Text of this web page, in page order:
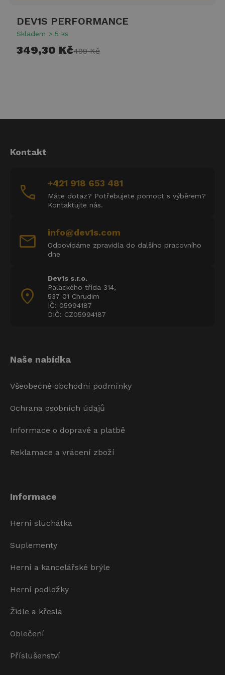
DEV1S PERFORMANCE
Skladem > 5 ks
349,30 Kč499 Kč
Kontakt
call +421 918 653 481
Máte dotaz? Potřebujete pomoct s výběrem?
Kontaktujte nás.
mail info@dev1s.com
Odpovídáme zpravidla do dalšího pracovního
dne
location_on
Dev1s s.r.o.
Palackého třída 314,
537 01 Chrudim
IČ: 05994187
DIČ: CZ05994187
Naše nabídka
Všeobecné obchodní podmínky
Ochrana osobních údajů
Informace o dopravě a platbě
Reklamace a vrácení zboží
Informace
Herní sluchátka
Suplementy
Herní a kancelářské brýle
Herní podložky
Židle a křesla
Oblečení
Příslušenství